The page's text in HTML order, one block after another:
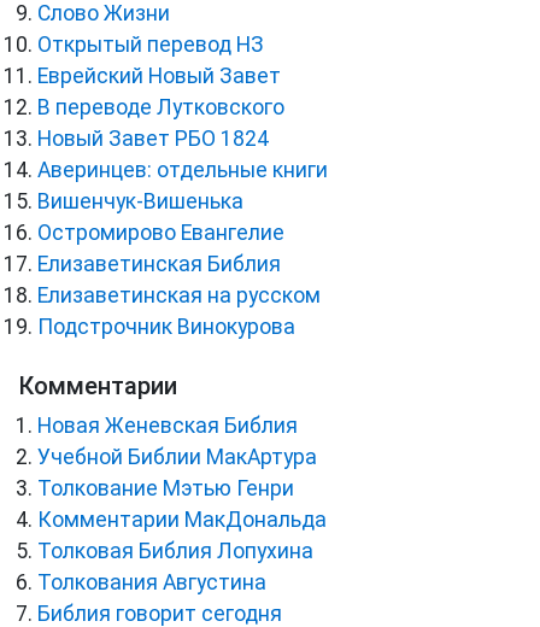
Слово Жизни
Открытый перевод НЗ
Еврейский Новый Завет
В переводе Лутковского
Новый Завет РБО 1824
Аверинцев: отдельные книги
Вишенчук-Вишенька
Остромирово Евангелие
Елизаветинская Библия
Елизаветинская на русском
Подстрочник Винокурова
Комментарии
Новая Женевская Библия
Учебной Библии МакАртура
Толкование Мэтью Генри
Комментарии МакДональда
Толковая Библия Лопухина
Толкования Августина
Библия говорит сегодня